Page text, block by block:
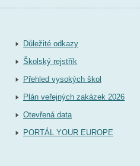
Důležité odkazy
Školský rejstřík
Přehled vysokých škol
Plán veřejných zakázek 2026
Otevřená data
PORTÁL YOUR EUROPE